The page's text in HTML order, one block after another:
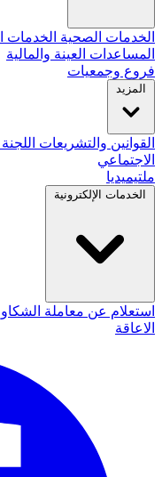
الخدمات الصحية الخدمات
المساعدات العينة والمالية
فروع وجمعيات
المزيد
القوانين والتشريعات
الاجتماعي
ملتيميديا
الخدمات الإلكترونية
استعلام عن معاملة
الاعاقة